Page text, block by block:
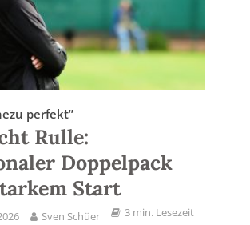
perfekt”
Rulle:
Doppelpack
Start
Sven Schüer 3 min. Lesezeit